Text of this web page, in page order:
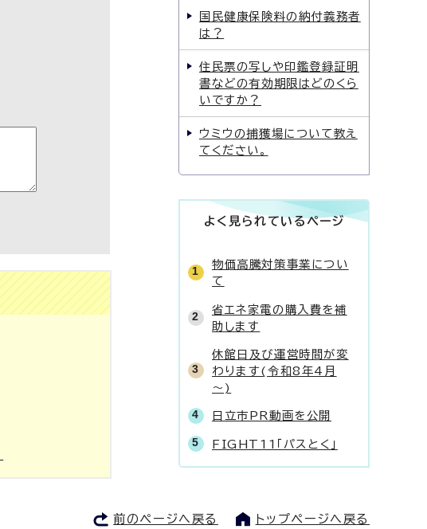
国民健康保険料の納付義務者
は？
住民票の写しや印鑑登録証明
書などの有効期限はどのくら
いですか？
ウミウの捕獲場について教え
てください。
よく見られているページ
物価高騰対策事業につい
て
省エネ家電の購入費を補
助します
休館日及び運営時間が変
わります(令和8年4月
～)
日立市PR動画を公開
FIGHT11「パスとく」
前のページへ戻る トップページへ戻る